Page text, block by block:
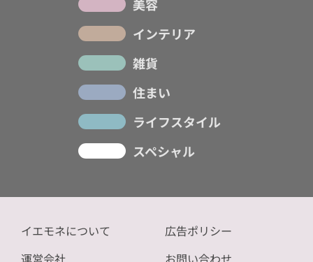
美容
インテリア
雑貨
住まい
ライフスタイル
スペシャル
イエモネについて
広告ポリシー